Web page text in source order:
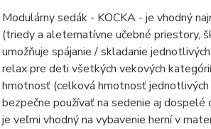
Modulárny sedák - KOCKA - je vhodný
(triedy a aleternatívne učebné priestory,
umožňuje spájanie / skladanie
relax pre deti všetkých vekových
hmotnosť (celková hmotnosť
bezpečne používať na sedenie aj
je veľmi vhodný na vybavenie herní v